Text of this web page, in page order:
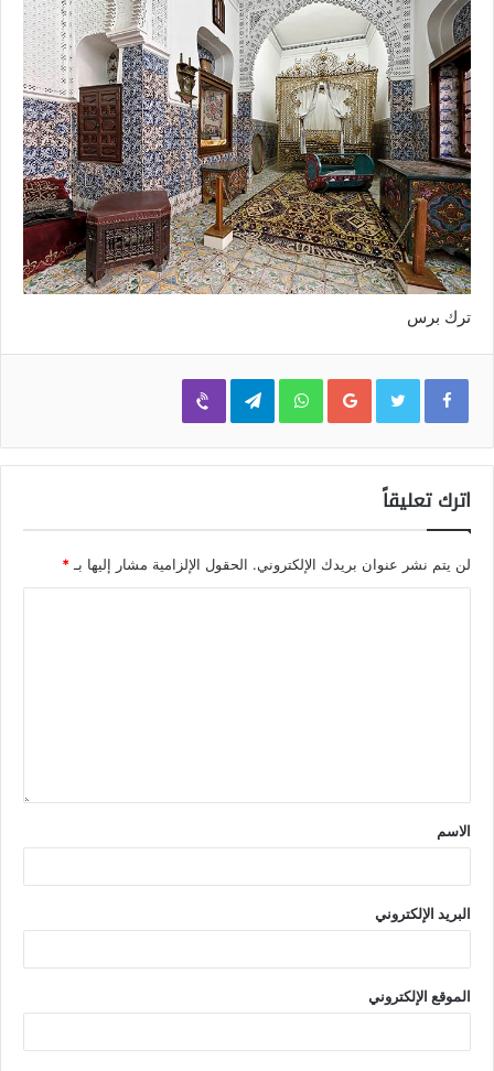
ترك برس
Google+
WhatsApp
Telegram
Viber
اترك تعليقاً
لن يتم نشر عنوان بريدك الإلكتروني. الحقول الإلزامية مشار إليها بـ *
الاسم
البريد الإلكتروني
الموقع الإلكتروني